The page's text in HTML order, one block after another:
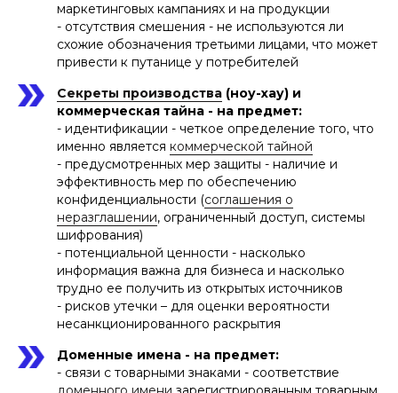
маркетинговых кампаниях и на продукции
- отсутствия смешения - не используются ли
схожие обозначения третьими лицами, что может
привести к путанице у потребителей
Секреты производства (ноу-хау) и
коммерческая тайна - на предмет:
- идентификации - четкое определение того, что
именно является коммерческой тайной
- предусмотренных мер защиты - наличие и
эффективность мер по обеспечению
конфиденциальности (соглашения о
неразглашении, ограниченный доступ, системы
шифрования)
- потенциальной ценности - насколько
информация важна для бизнеса и насколько
трудно ее получить из открытых источников
- рисков утечки – для оценки вероятности
несанкционированного раскрытия
Доменные имена - на предмет:
- связи с товарными знаками - соответствие